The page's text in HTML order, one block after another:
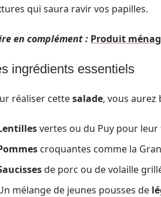
qui saura ravir vos papilles.
en complément : Produit
ingrédients essentiels
réaliser cettesalade, vous aurez
vertes ou du Puy pour
croquantes comme la
de porc ou de volaille
mélange de jeunes pousses de